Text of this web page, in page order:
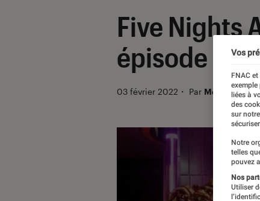
Five Nights
épisode
03 février 2022 ・ Par Mohamed
Vos
FNAC
liées à
des
sur
Notre
telles
pouvez
Nos
Utiliser